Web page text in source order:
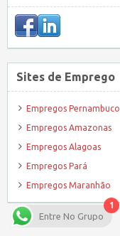
Sites de Emprego
Empregos Pernambuco
Empregos Amazonas
Empregos Alagoas
Empregos Pará
Empregos Maranhão
1
Entre No Grupo